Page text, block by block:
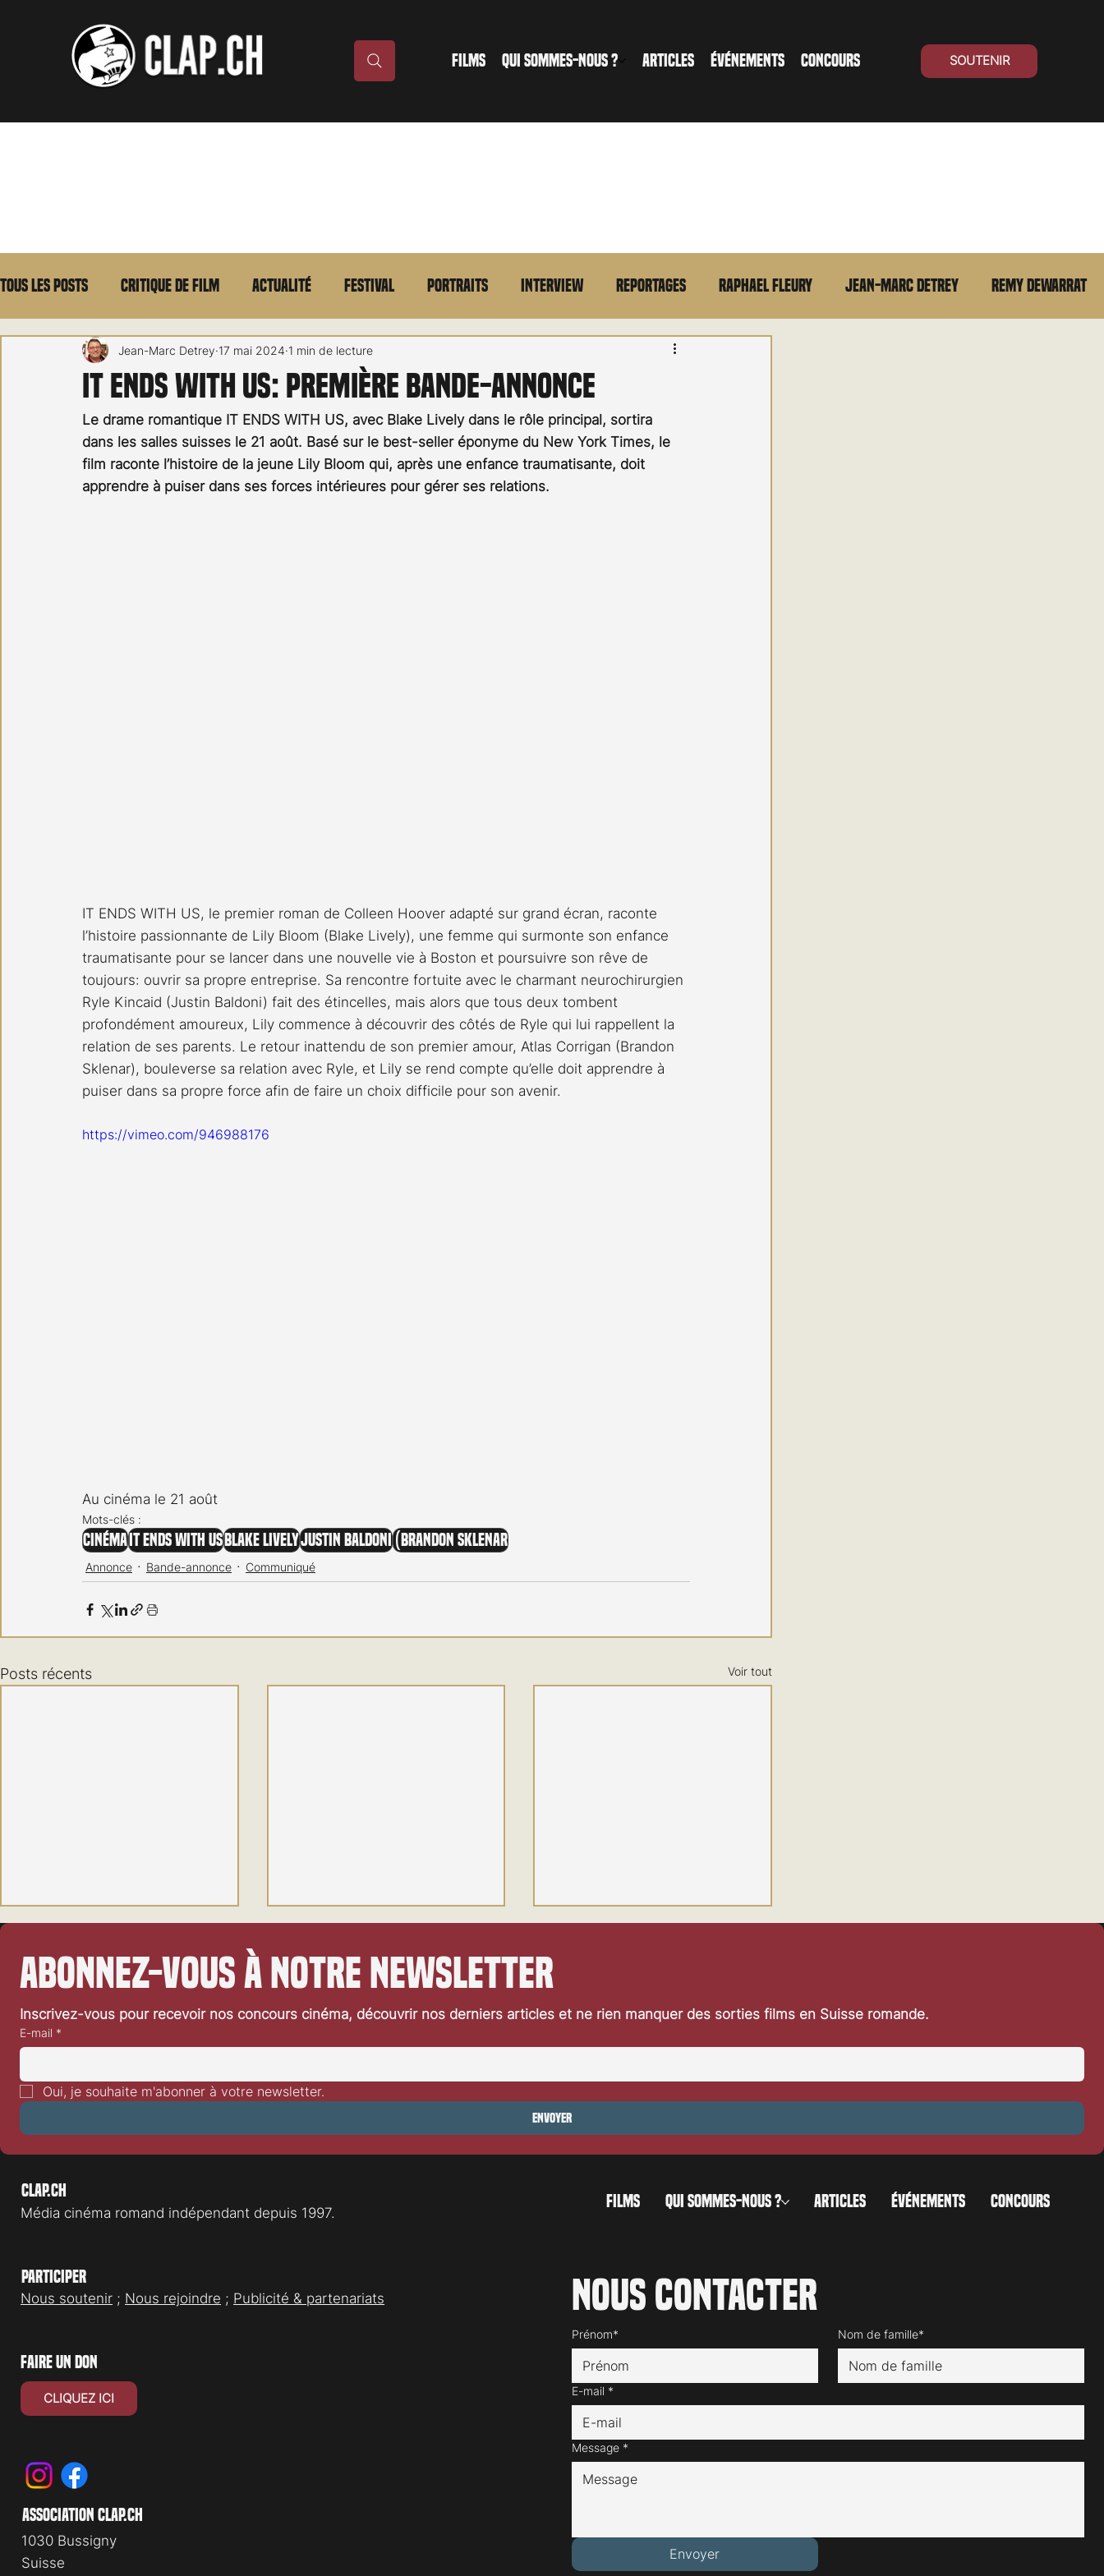
FILMS QUI SOMMES-NOUS ? ARTICLES ÉVÉNEMENTS CONCOURS SOUTENIR
Tous les posts Critique de film Actualité Festival Portraits Interview Reportages Raphael Fleury Jean-Marc Detrey Remy Dewarrat
Max Borg Laurent Scherlen Memento En bref
Carnet noir Open Air Série TV Stéfanie Rossier Streaming Stefanie Rossier
IT ENDS WITH US: première bande-annonce
Jean-Marc Detrey 17 mai 2024 1 min de lecture
Le drame romantique IT ENDS WITH US, avec Blake Lively dans le rôle principal, sortira
dans les salles suisses le 21 août. Basé sur le best-seller éponyme du New York Times, le
film raconte l’histoire de la jeune Lily Bloom qui, après une enfance traumatisante, doit
apprendre à puiser dans ses forces intérieures pour gérer ses relations.
IT ENDS WITH US, le premier roman de Colleen Hoover adapté sur grand écran, raconte
l’histoire passionnante de Lily Bloom (Blake Lively), une femme qui surmonte son enfance
traumatisante pour se lancer dans une nouvelle vie à Boston et poursuivre son rêve de
toujours: ouvrir sa propre entreprise. Sa rencontre fortuite avec le charmant neurochirurgien
Ryle Kincaid (Justin Baldoni) fait des étincelles, mais alors que tous deux tombent
profondément amoureux, Lily commence à découvrir des côtés de Ryle qui lui rappellent la
relation de ses parents. Le retour inattendu de son premier amour, Atlas Corrigan (Brandon
Sklenar), bouleverse sa relation avec Ryle, et Lily se rend compte qu’elle doit apprendre à
puiser dans sa propre force afin de faire un choix difficile pour son avenir.
https://vimeo.com/946988176
Au cinéma le 21 août
Mots-clés :
Cinéma It Ends With Us Blake LivelyJustin Baldoni(Brandon Sklenar
Annonce Bande-annonce Communiqué
Posts récents Voir tout
: Le Ghostbusters World
Thomas Crown en 2027 teaser
Locarno79
Abonnez-vous à notre newsletter
Inscrivez-vous pour recevoir nos concours cinéma, découvrir nos derniers articles et ne rien manquer des sorties films en Suisse romande.
E-mail *
Oui, je souhaite m'abonner à votre newsletter.
Envoyer
Clap.ch
Média cinéma romand indépendant depuis 1997.
FILMS QUI SOMMES-NOUS ? ARTICLES ÉVÉNEMENTS CONCOURS
Participer
Nous soutenir ; Nous rejoindre ; Publicité & partenariats Nous contacter
Prénom* Nom de famille*
E-mail *
Message *
Envoyer
faire un don
CLIQUEZ ICI
association clap.ch
1030 Bussigny
Suisse